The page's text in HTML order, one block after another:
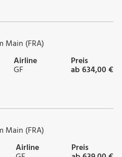
Main (FRA)
Airline
GF
Preis
ab 634,00 €
Main (FRA)
Airline Preis